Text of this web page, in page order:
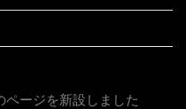
ページを新設しました